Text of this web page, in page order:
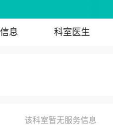
息 科室医生
该科室暂无服务信息